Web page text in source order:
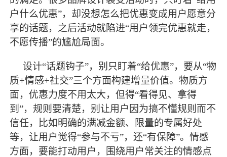
户什么优惠”，却没想怎么把优惠变成用户愿意分
享的话题，之后活动就陷进“用户领完优惠就走，
不愿传播”的尴尬局面。
设计“话题钩子”，别只盯着“给优惠”，要从“物
质+情感+社交”三个方面构建增量价值。物质方
面，优惠力度不用太大，但得“看得见、拿得
到”，规则要清楚，别让用户因为搞不懂规则而不
信任，比如明确的满减金额、限量的专属好处
等，让用户觉得“参与不亏”，还“有保障”。情感
方面，要能打动用户，围绕用户常关注的情感点